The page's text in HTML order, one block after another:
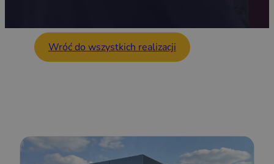
Wróć do wszystkich realizacji